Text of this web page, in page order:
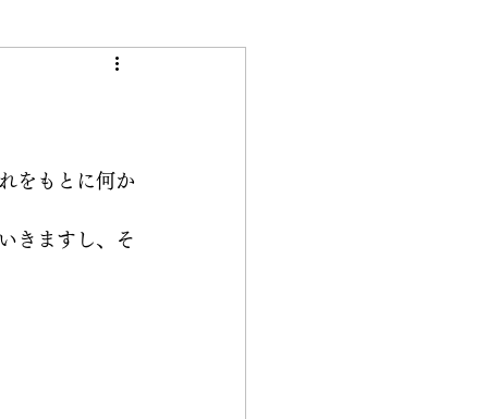
をもとに何か
きますし、そ